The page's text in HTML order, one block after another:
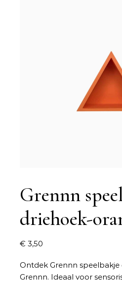
Grennn
driehoek-
€ 3,50
Ontdek Grennn speelbakje
Grennn. Ideaal voor